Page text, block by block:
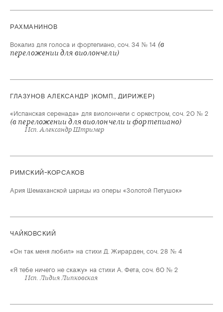
РАХМАНИНОВ
Вокализ для голоса и фортепиано, соч. 34 № 14 (в
переложении для виолончели)
ГЛАЗУНОВ АЛЕКСАНДР )КОМП., ДИРИЖЕР)
«Испанская серенада» для виолончели с оркестром, соч. 20 № 2
(в переложении для виолончели и фортепиано)
Исп. Александр Штример
РИМСКИЙ-КОРСАКОВ
Ария Шемаханской царицы из оперы «Золотой Петушок»
ЧАЙКОВСКИЙ
«Он так меня любил» на стихи Д. Жирарден, соч. 28 № 4
«Я тебе ничего не скажу» на стихи А. Фета, соч. 60 № 2
Исп. Лидия Липковская